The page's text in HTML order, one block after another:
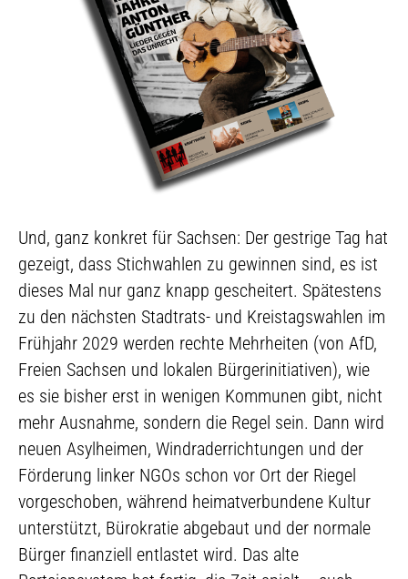
Und, ganz konkret für Sachsen: Der gestrige Tag hat
gezeigt, dass Stichwahlen zu gewinnen sind, es ist
dieses Mal nur ganz knapp gescheitert. Spätestens
zu den nächsten Stadtrats- und Kreistagswahlen im
Frühjahr 2029 werden rechte Mehrheiten (von AfD,
Freien Sachsen und lokalen Bürgerinitiativen), wie
es sie bisher erst in wenigen Kommunen gibt, nicht
mehr Ausnahme, sondern die Regel sein. Dann wird
neuen Asylheimen, Windraderrichtungen und der
Förderung linker NGOs schon vor Ort der Riegel
vorgeschoben, während heimatverbundene Kultur
unterstützt, Bürokratie abgebaut und der normale
Bürger finanziell entlastet wird. Das alte